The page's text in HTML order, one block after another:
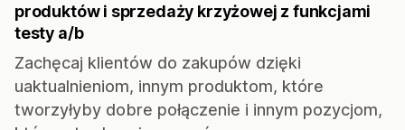
produktów i sprzedaży krzyżowej z funkcjami
testy a/b
Zachęcaj klientów do zakupów dzięki
uaktualnieniom, innym produktom, które
tworzyłyby dobre połączenie i innym pozycjom,